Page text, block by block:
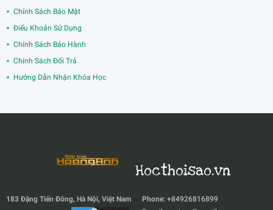
Chính Sách Bảo Mật
Điểu Khoản Sử Dụng
Chính Sách Bảo Hành
Chính Sách Đổi Trả
Hướng Dẫn Nhận Khóa Học
Hocthoisao.vn
Phone: +84926816899
183 Đặng Tiến Đông, Hà Nội, Việt Nam